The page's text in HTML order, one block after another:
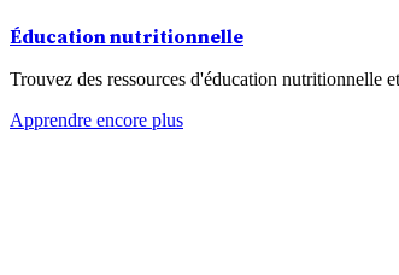
Éducation nutritionnelle
Trouvez des ressources d'éducation nutritionnelle
Apprendre encore plus